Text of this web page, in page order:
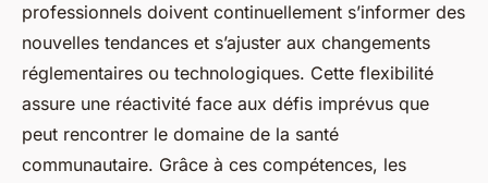
professionnels doivent continuellement s’informer des
nouvelles tendances et s’ajuster aux changements
réglementaires ou technologiques. Cette flexibilité
assure une réactivité face aux défis imprévus que
peut rencontrer le domaine de la santé
communautaire. Grâce à ces compétences, les